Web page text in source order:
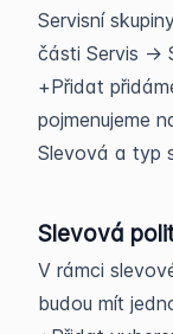
Servisní
části Servis ->
+Přidat
pojmenujeme
Slevová a typ
Slevová
V rámci
budou mít